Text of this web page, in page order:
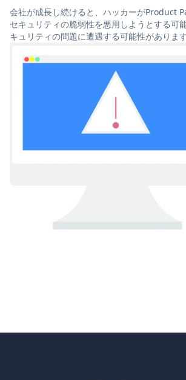
会社が成長し続けると、ハッカーがProduct
セキュリティの脆弱性を悪用しようとする可
キュリティの問題に遭遇する可能性があります